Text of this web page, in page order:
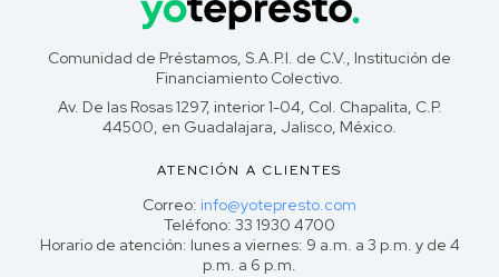
Comunidad de Préstamos, S.A.P.I. de C.V., Institución de
Financiamiento Colectivo.
Av. De las Rosas 1297, interior 1-04, Col. Chapalita, C.P.
44500, en Guadalajara, Jalisco, México.
ATENCIÓN A CLIENTES
Correo: info@yotepresto.com
Teléfono: 33 1930 4700
Horario de atención: lunes a viernes: 9 a.m. a 3 p.m. y de 4
p.m. a 6 p.m.